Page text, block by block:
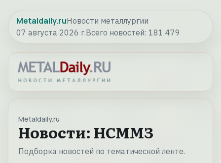
Metaldaily.ruНовости металлургии
07 августа 2026 г.Всего новостей: 181 479
Metaldaily.ru
Новости: НСММЗ
Подборка новостей по тематической ленте.